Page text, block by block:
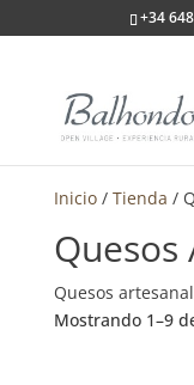
+34
Inicio/ Tienda /
Quesos
Quesos
Mostrando 1–9